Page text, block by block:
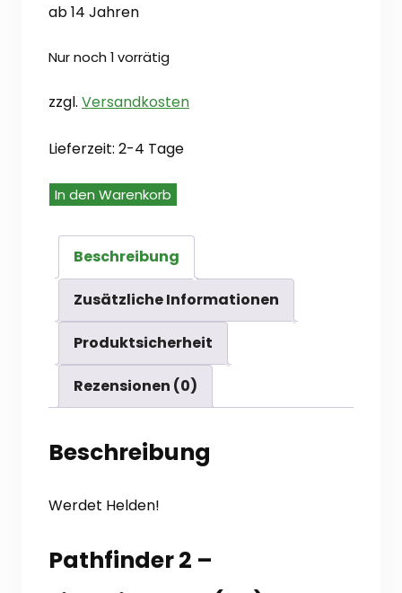
ab 14 Jahren
Nur noch 1 vorrätig
zzgl. Versandkosten
Lieferzeit: 2-4 Tage
Pathfinder
Einsteigerbox
(de)
Menge
In den Warenkorb
Beschreibung
Zusätzliche Informationen
Produktsicherheit
Rezensionen (0)
Beschreibung
Werdet Helden!
Pathfinder 2 –